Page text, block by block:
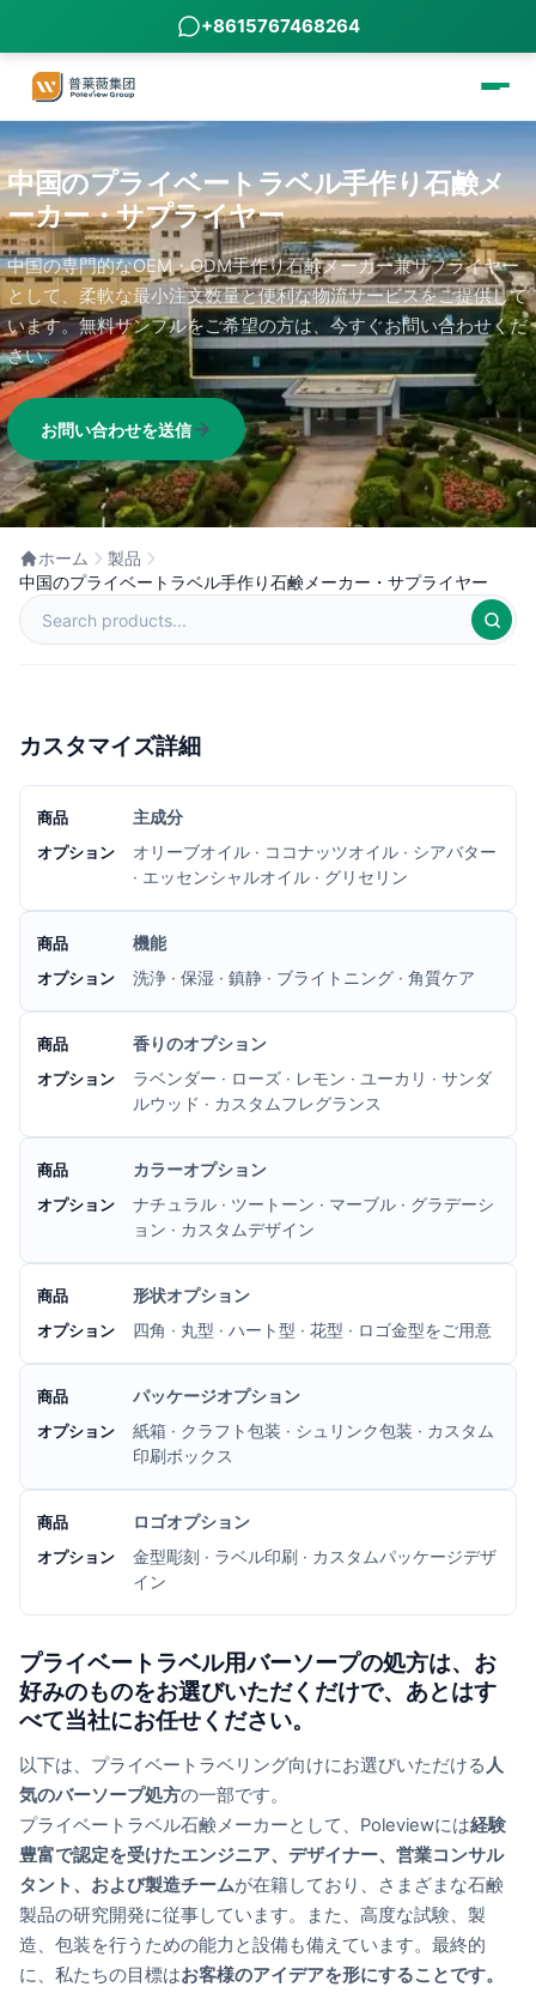
+8615767468264
中国のプライベートラベル手作り石鹸メ
ーカー・サプライヤー
中国の専門的なOEM・ODM手作り石鹸メーカー兼サプライヤー
として、柔軟な最小注文数量と便利な物流サービスをご提供して
います。無料サンプルをご希望の方は、今すぐお問い合わせくだ
さい。
お問い合わせを送信
ホーム
製品
中国のプライベートラベル手作り石鹸メーカー・サプライヤー
カスタマイズ詳細
主成分
オリーブオイル · ココナッツオイル · シアバター
· エッセンシャルオイル · グリセリン
機能
洗浄 · 保湿 · 鎮静 · ブライトニング · 角質ケア
香りのオプション
ラベンダー · ローズ · レモン · ユーカリ · サンダ
ルウッド · カスタムフレグランス
カラーオプション
ナチュラル · ツートーン · マーブル · グラデーシ
ョン · カスタムデザイン
形状オプション
四角 · 丸型 · ハート型 · 花型 · ロゴ金型をご用意
パッケージオプション
紙箱 · クラフト包装 · シュリンク包装 · カスタム
印刷ボックス
ロゴオプション
金型彫刻 · ラベル印刷 · カスタムパッケージデザ
イン
プライベートラベル用バーソープの処方は、お
好みのものをお選びいただくだけで、あとはす
べて当社にお任せください。
以下は、プライベートラベリング向けにお選びいただける 人
気のバーソープ処方の一部です。
プライベートラベル石鹸メーカーとして、Poleviewには経験
豊富で認定を受けたエンジニア、デザイナー、営業コンサル
タント、および製造チームが在籍しており、さまざまな石鹸
製品の研究開発に従事しています。また、高度な試験、製
造、包装を行うための能力と設備も備えています。最終的
に、私たちの目標はお客様のアイデアを形にすることです。